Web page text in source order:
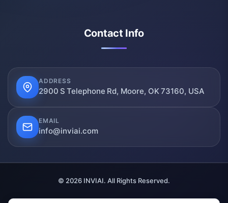
Contact Info
ADDRESS
2900 S Telephone Rd, Moore, OK 73160, USA
EMAIL
info@inviai.com
© 2026 INVIAI. All Rights Reserved.